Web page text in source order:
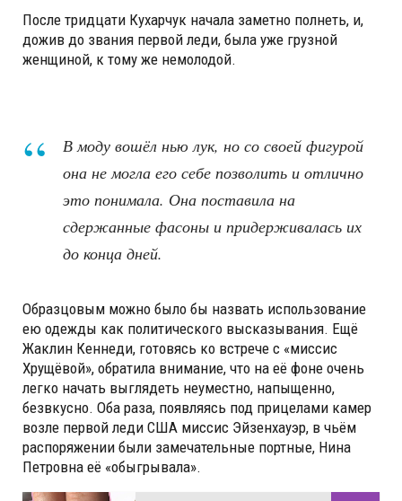
После тридцати Кухарчук начала заметно полнеть, и,
дожив до звания первой леди, была уже грузной
женщиной, к тому же немолодой.
В моду вошёл нью лук, но со своей фигурой
она не могла его себе позволить и отлично
это понимала. Она поставила на
сдержанные фасоны и придерживалась их
до конца дней.
Образцовым можно было бы назвать использование
ею одежды как политического высказывания. Ещё
Жаклин Кеннеди, готовясь ко встрече с «миссис
Хрущёвой», обратила внимание, что на её фоне очень
легко начать выглядеть неуместно, напыщенно,
безвкусно. Оба раза, появляясь под прицелами камер
возле первой леди США миссис Эйзенхауэр, в чьём
распоряжении были замечательные портные, Нина
Петровна её «обыгрывала».